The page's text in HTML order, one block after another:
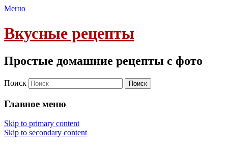
Меню
Вкусные рецепты
Простые домашние рецепты с фото
Поиск
Главное меню
Skip to primary content
Skip to secondary content